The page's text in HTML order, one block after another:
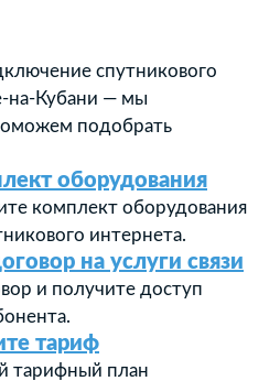
спутникового
на-Кубани — мы
подобрать
оборудования
комплект оборудования
интернета.
на услуги связи
и получите доступ
тариф
тарифный план